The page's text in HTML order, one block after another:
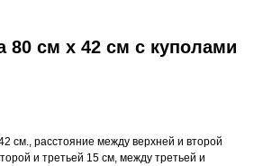
80 см х 42 см с куполами
см., расстояние между верхней и второй
и третьей 15 см, между третьей и